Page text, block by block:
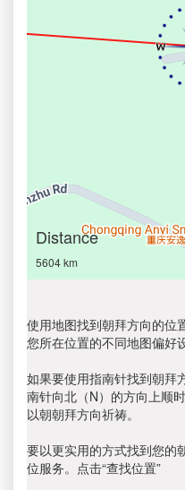
Distance
5604 km
使用地图找到朝拜方向的位
您所在位置的不同地图偏好
如果要使用指南针找到朝拜
南针向北（N）的方向上顺
以朝朝拜方向祈祷。
要以更实用的方式找到您的
位服务。点击“查找位置”